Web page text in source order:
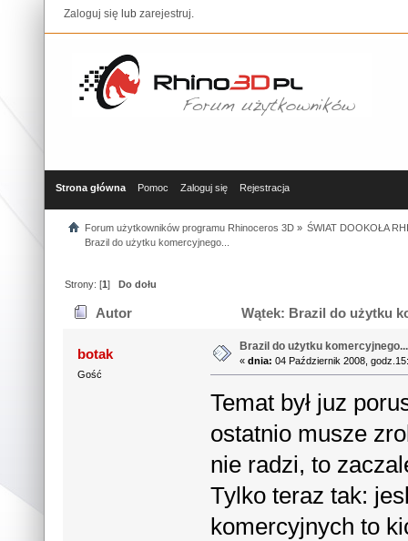
Zaloguj się lub zarejestruj.
Strona główna Pomoc Zaloguj się Rejestracja
Forum użytkowników programu Rhinoceros 3D» ŚWIAT DOOKOŁA
Brazil do użytku komercyjnego...
Strony: [1]Do dołu
Autor Wątek: Brazil do użytku
botak
Gość
Brazil do użytku komercyjnego...
«dnia: 04 Październik 2008,
Temat był juz
ostatnio musze
nie radzi, to
Tylko teraz tak:
komercyjnych to